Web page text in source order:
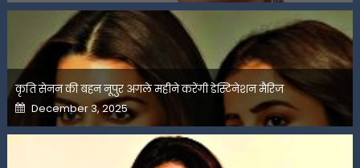
कृति सेनन की बहन नूपुर अगले महीने करेंगी डेस्टिनेशन मैरिज
Posted
on
December 3, 2025